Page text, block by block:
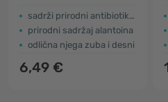
sadrži prirodni antibiotik – propolis
prirodni sadržaj alantoina
odlična njega zuba i desni
6,49 €